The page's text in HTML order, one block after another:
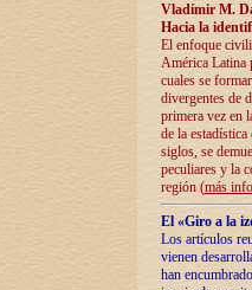
Vladímir M.
Hacia la
El enfoque
América Latina
cuales se
divergentes de
primera vez en
de la
siglos, se
peculiares y la
región (más
El «Giro a la
Los artículos
vienen
han